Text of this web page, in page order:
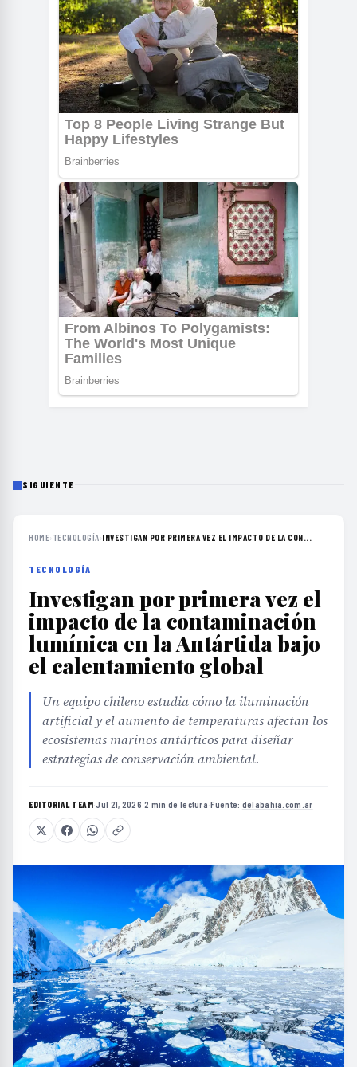
SIGUIENTE
HOME› TECNOLOGÍA›INVESTIGAN POR PRIMERA VEZ EL IMPACTO DE LA CON...
TECNOLOGÍA
Investigan por primera vez el
impacto de la contaminación
lumínica en la Antártida bajo
el calentamiento global
Un equipo chileno estudia cómo la iluminación
artificial y el aumento de temperaturas afectan los
ecosistemas marinos antárticos para diseñar
estrategias de conservación ambiental.
EDITORIAL TEAM·Jul 21, 2026·2 min de lectura·Fuente: delabahia.com.ar